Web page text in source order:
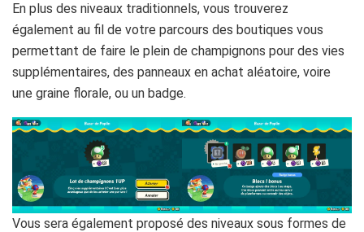
En plus des niveaux traditionnels, vous trouverez
également au fil de votre parcours des boutiques vous
permettant de faire le plein de champignons pour des vies
supplémentaires, des panneaux en achat aléatoire, voire
une graine florale, ou un badge.
Vous sera également proposé des niveaux sous formes de